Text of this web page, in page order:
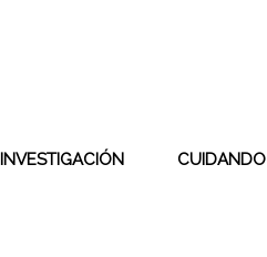
INVESTIGACIÓN CUIDANDO